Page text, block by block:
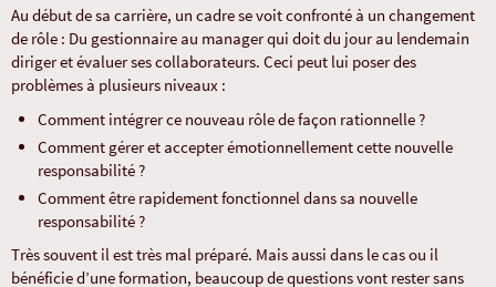
Au début de sa carrière, un cadre se voit confronté à un changement
de rôle : Du gestionnaire au manager qui doit du jour au lendemain
diriger et évaluer ses collaborateurs. Ceci peut lui poser des
problèmes à plusieurs niveaux :
Comment intégrer ce nouveau rôle de façon rationnelle ?
Comment gérer et accepter émotionnellement cette nouvelle
responsabilité ?
Comment être rapidement fonctionnel dans sa nouvelle
responsabilité ?
Très souvent il est très mal préparé. Mais aussi dans le cas ou il
bénéficie d’une formation, beaucoup de questions vont rester sans